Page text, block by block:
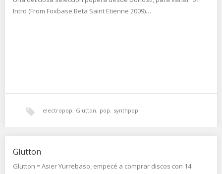
Intro (From Foxbase Beta Saint Etienne 2009)…
electropop, Glutton, pop, synthpop
Glutton
Glutton = Asier Yurrebaso, empecé a comprar discos con 14